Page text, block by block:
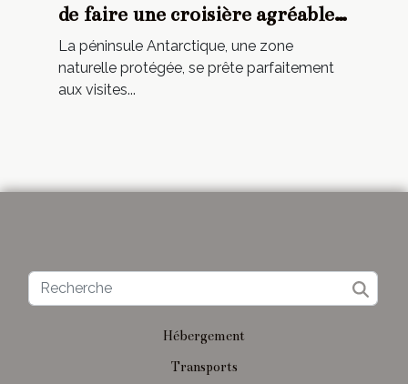
de faire une croisière agréable
dans l'Antarctique ?
La péninsule Antarctique, une zone
naturelle protégée, se prête parfaitement
aux visites...
Hébergement
Transports